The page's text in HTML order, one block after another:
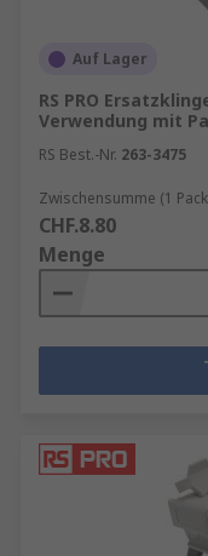
Auf Lager
RS PRO
Verwendung mit
RS Best.-Nr. 263-3475
Zwischensumme (1
CHF.8.80
Menge